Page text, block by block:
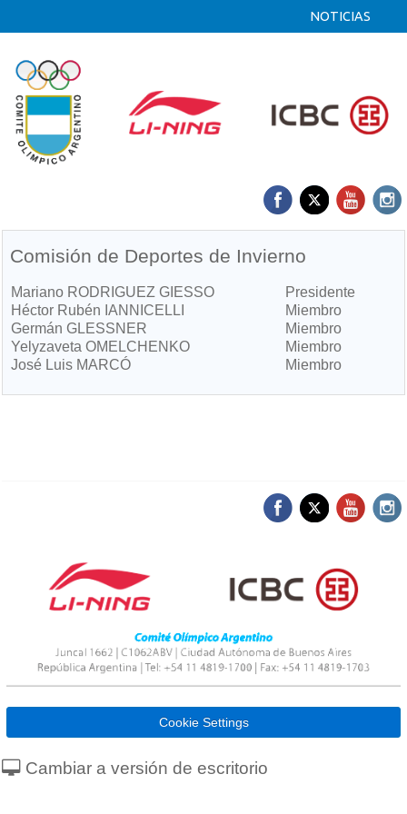
NOTICIAS
Comisión de Deportes de Invierno
Mariano RODRIGUEZ GIESSO
Presidente
Héctor Rubén IANNICELLI
Miembro
Germán GLESSNER
Miembro
Yelyzaveta OMELCHENKO
Miembro
José Luis MARCÓ
Miembro
Cookie Settings
Cambiar a versión de escritorio